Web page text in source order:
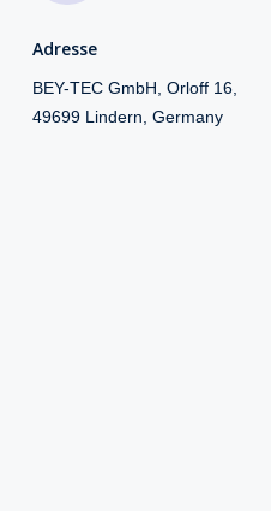
Adresse
BEY-TEC GmbH, Orloff 16,
49699 Lindern, Germany